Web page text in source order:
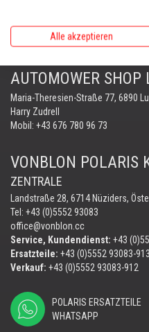
Automower Kundendienst Nüziders
Tel:+43 (0)5552 31607
AUTOMOWER SHOP
Maria-Theresien-Straße 77, 6890
Harry Zudrell
Mobil: +43 676 780 96 73
VONBLON POLARIS
ZENTRALE
Landstraße 28, 6714 Nüziders,
Tel: +43 (0)5552 93083
office@vonblon.cc
Service, Kundendienst: +43
Ersatzteile: +43 (0)5552 93083-913
Verkauf: +43 (0)5552 93083-912
POLARIS ERSATZTEILE
WHATSAPP
Alle akzeptieren